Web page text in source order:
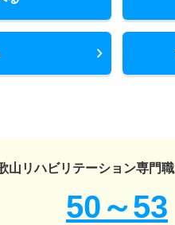
山リハビリテーション専門
50～53